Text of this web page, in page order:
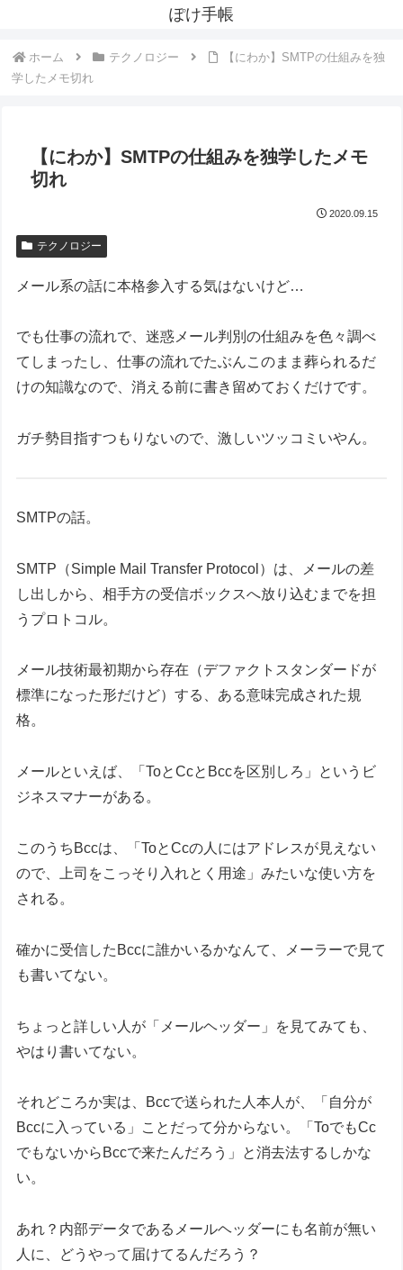
ぽけ手帳
ホーム テクノロジー
【にわか】SMTPの仕組みを独
学したメモ切れ
【にわか】SMTPの仕組みを独学したメモ
切れ
2020.09.15
テクノロジー
メール系の話に本格参入する気はないけど…
でも仕事の流れで、迷惑メール判別の仕組みを色々調べ
てしまったし、仕事の流れでたぶんこのまま葬られるだ
けの知識なので、消える前に書き留めておくだけです。
ガチ勢目指すつもりないので、激しいツッコミいやん。
SMTPの話。
SMTP（Simple Mail Transfer Protocol）は、メールの差
し出しから、相手方の受信ボックスへ放り込むまでを担
うプロトコル。
メール技術最初期から存在（デファクトスタンダードが
標準になった形だけど）する、ある意味完成された規
格。
メールといえば、「ToとCcとBccを区別しろ」というビ
ジネスマナーがある。
このうちBccは、「ToとCcの人にはアドレスが見えない
ので、上司をこっそり入れとく用途」みたいな使い方を
される。
確かに受信したBccに誰かいるかなんて、メーラーで見て
も書いてない。
ちょっと詳しい人が「メールヘッダー」を見てみても、
やはり書いてない。
それどころか実は、Bccで送られた人本人が、「自分が
Bccに入っている」ことだって分からない。「ToでもCc
でもないからBccで来たんだろう」と消去法するしかな
い。
あれ？内部データであるメールヘッダーにも名前が無い
人に、どうやって届けてるんだろう？